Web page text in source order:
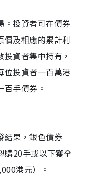
。投資者可在債券
價及相應的累計利
資者集中持有，
位投資者一百萬港
手債券。
結果，銀色債券
購20手或以下獲全
港元）。